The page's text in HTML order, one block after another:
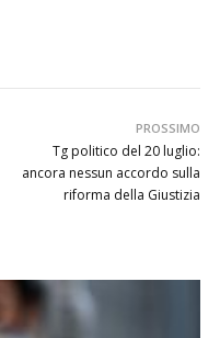
PROSSIMO
Tg politico del 20 luglio:
ancora nessun accordo sulla
riforma della Giustizia